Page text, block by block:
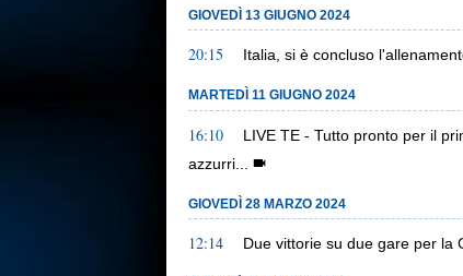
GIOVEDÌ 13 GIUGNO 2024
20:15 Italia, si è concluso
MARTEDÌ 11 GIUGNO 2024
16:10
LIVE TE - Tutto pronto per il
azzurri...
GIOVEDÌ 28 MARZO 2024
12:14 Due vittorie su due gare per la